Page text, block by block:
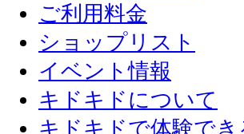
ご利用料金
ショップリスト
イベント情報
キドキドについて
キドキドで体験で